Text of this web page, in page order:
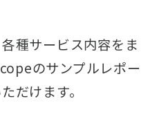
種サービス内容をま
のサンプルレポー
だけます。